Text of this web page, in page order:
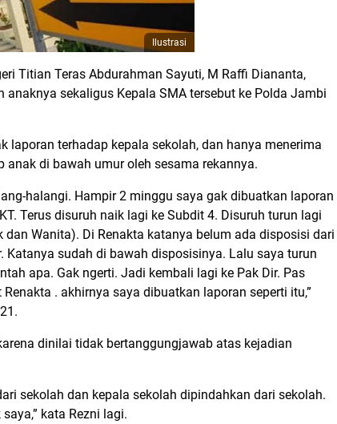
Ilustrasi
Titian Teras Abdurahman Sayuti, M Raffi Diananta,
sekaligus Kepala SMA tersebut ke Polda Jambi
laporan terhadap kepala sekolah, dan hanya menerima
di bawah umur oleh sesama rekannya.
halangi. Hampir 2 minggu saya gak dibuatkan laporan
Terus disuruh naik lagi ke Subdit 4. Disuruh turun lagi
dan Wanita). Di Renakta katanya belum ada disposisi dari
Katanya sudah di bawah disposisinya. Lalu saya turun
apa. Gak ngerti. Jadi kembali lagi ke Pak Dir. Pas
. akhirnya saya dibuatkan laporan seperti itu,”
dinilai tidak bertanggungjawab atas kejadian
sekolah dan kepala sekolah dipindahkan dari sekolah.
kata Rezni lagi.